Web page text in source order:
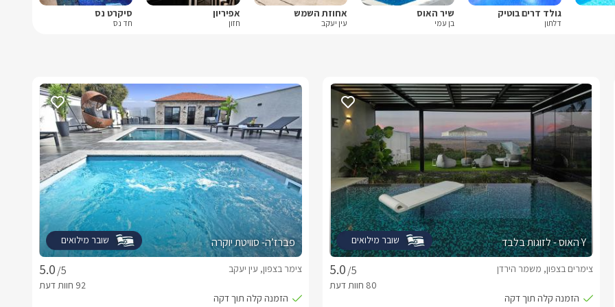
גולד דרים בוטיק
דלתון
שיר האוס
בן עמי
אחוזת השמש
עין יעקב
אפיריון
חזון
סיקרט נס
חד נס
שובר מילואים
Y האוס - לזוגות בלבד
/5
צימרים בצפון, משמר הירדן
שובר מילואים
פברז’ה- סוויטת יוקרה
/5
צימר בצפון, עין יעקב